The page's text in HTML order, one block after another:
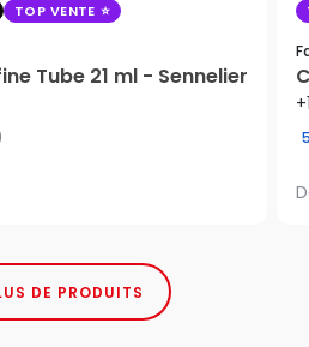
TOP VENTE
Tube 21 ml - Sennelier
DE PRODUITS